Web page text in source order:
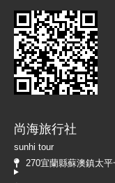
尚海旅行社
sunhi tour
270宜蘭縣蘇澳鎮太